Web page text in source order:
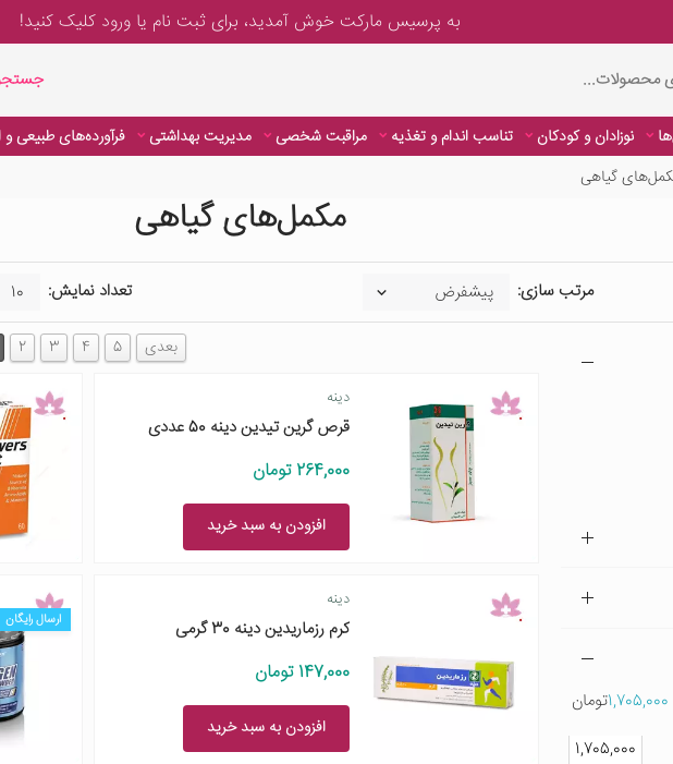
به پرسیس مارکت خوش آمدید، برایثبت نام یا ورودکلیک کنید!
نوزادان و کودکان تناسب اندام و تغذیه مراقبت شخصی مدیریت بهداشتی فرآورده‌های طبیعی و
گیاهی
مکمل‌های گیاهی
مرتب سازی: تعداد نمایش:
1,705,000تومان
1,705,000
2 3 4 5 بعدی
دینه
قرص گرین تیدین دینه 50 عددی
264,000 تومان
افزودن به سبد خرید
دینه
کرم رزماریدین دینه 30 گرمی
147,000 تومان
افزودن به سبد خرید
ارسال رایگان